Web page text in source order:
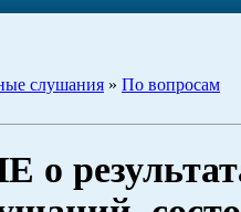
слушания » По вопросам